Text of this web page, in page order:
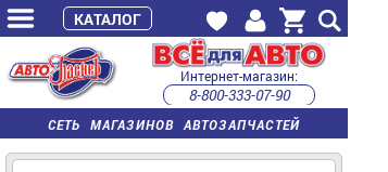
СЕТЬ МАГАЗИНОВ АВТОЗАПЧАСТЕЙ
Интернет-магазин:
8-800-333-07-90
часы работы с 9:00 до 22:00 (пн-пт)
КАТАЛОГ